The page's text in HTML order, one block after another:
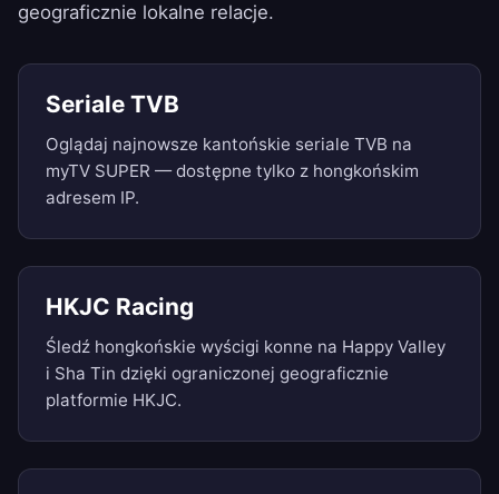
geograficznie lokalne relacje.
Seriale TVB
Oglądaj najnowsze kantońskie seriale TVB na
myTV SUPER — dostępne tylko z hongkońskim
adresem IP.
HKJC Racing
Śledź hongkońskie wyścigi konne na Happy Valley
i Sha Tin dzięki ograniczonej geograficznie
platformie HKJC.